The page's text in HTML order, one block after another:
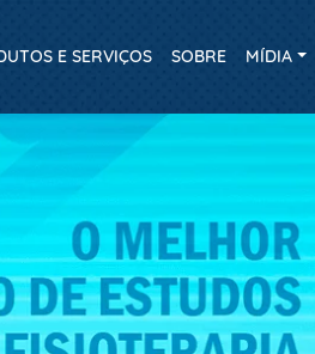
E SERVIÇOS SOBRE MÍDIA